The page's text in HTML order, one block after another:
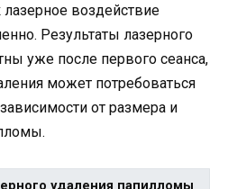
лазерное воздействие
Результаты лазерного
уже после первого сеанса,
может потребоваться
от размера и
удаления папилломы